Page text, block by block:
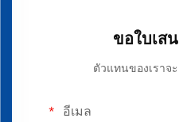
ขอใบเส
ตัวแทนของเราจ
อีเมล